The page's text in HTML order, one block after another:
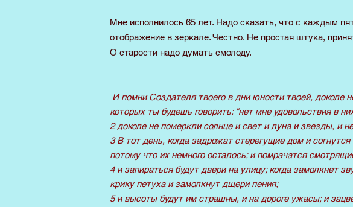
Мне исполнилось 65 лет. Надо сказать, что с каждым
отображение в зеркале. Честно. Не простая штука,
О старости надо думать смолоду.
И помни Создателя твоего в дни юности твоей, доколе
которых ты будешь говорить: "нет мне удовольствия в
2 доколе не померкли солнце и свет и луна и звезды, и
3 В тот день, когда задрожат стерегущие дом и
потому что их немного осталось; и помрачатся
4 и запираться будут двери на улицу; когда замолкнет
крику петуха и замолкнут дщери пения;
5 и высоты будут им страшны, и на дороге ужасы; и